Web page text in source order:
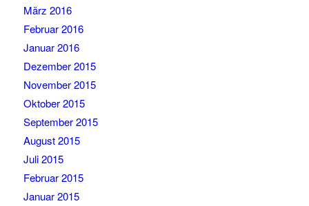
März 2016
Februar 2016
Januar 2016
Dezember 2015
November 2015
Oktober 2015
September 2015
August 2015
Juli 2015
Februar 2015
Januar 2015